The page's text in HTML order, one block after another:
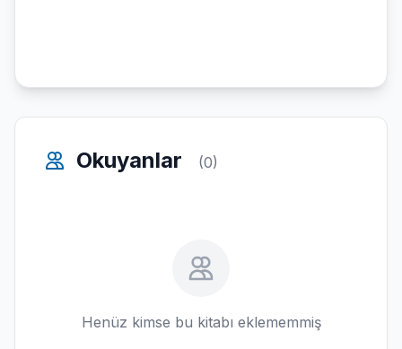
Okuyanlar (0)
Henüz kimse bu kitabı eklememmiş